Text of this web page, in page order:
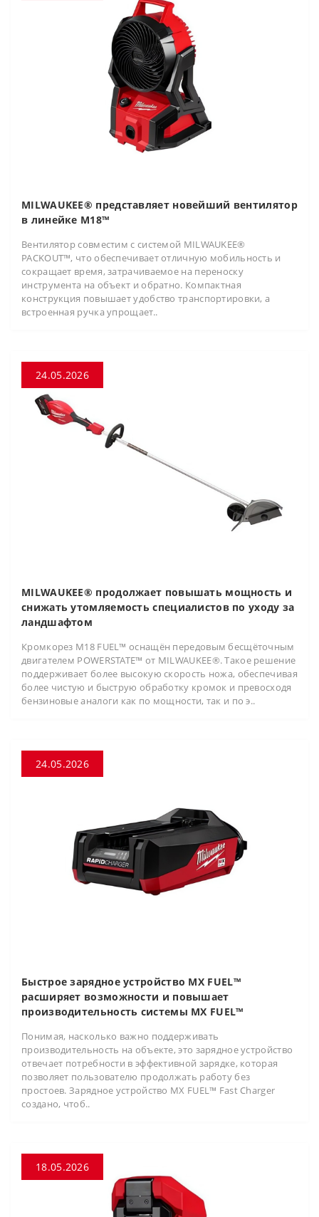
MILWAUKEE® представляет новейший вентилятор
в линейке M18™
Вентилятор совместим с системой MILWAUKEE®
PACKOUT™, что обеспечивает отличную мобильность и
сокращает время, затрачиваемое на переноску
инструмента на объект и обратно. Компактная
конструкция повышает удобство транспортировки, а
встроенная ручка упрощает..
24.05.2026
MILWAUKEE® продолжает повышать мощность и
снижать утомляемость специалистов по уходу за
ландшафтом
Кромкорез M18 FUEL™ оснащён передовым бесщёточным
двигателем POWERSTATE™ от MILWAUKEE®. Такое решение
поддерживает более высокую скорость ножа, обеспечивая
более чистую и быструю обработку кромок и превосходя
бензиновые аналоги как по мощности, так и по э..
24.05.2026
Быстрое зарядное устройство MX FUEL™
расширяет возможности и повышает
производительность системы MX FUEL™
Понимая, насколько важно поддерживать
производительность на объекте, это зарядное устройство
отвечает потребности в эффективной зарядке, которая
позволяет пользователю продолжать работу без
простоев. Зарядное устройство MX FUEL™ Fast Charger
создано, чтоб..
18.05.2026